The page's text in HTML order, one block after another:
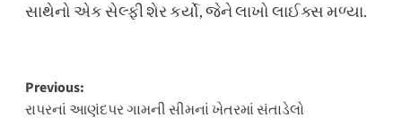
સાથેનો એક સેલ્ફી શેર કર્યો, જેને લાખો લાઈક્સ મળ્યા.
Post
Previous:
રાપરનાં આણંદપર ગામની સીમનાં ખેતરમાં સંતાડેલો